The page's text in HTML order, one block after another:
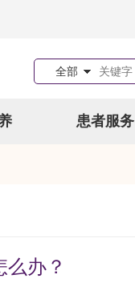
全部
患者服务
办？